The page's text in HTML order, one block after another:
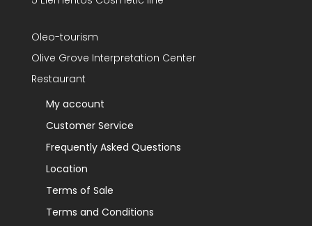
Oleo-tourism
Olive Grove Interpretation Center
Restaurant
My account
Customer Service
Frequently Asked Questions
Location
Terms of Sale
Terms and Conditions